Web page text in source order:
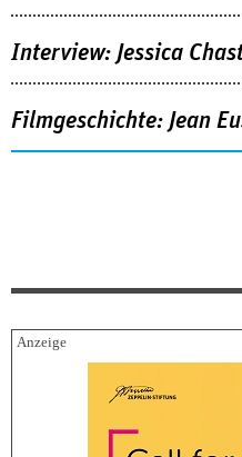
Interview: Jessica
Filmgeschichte: Jean